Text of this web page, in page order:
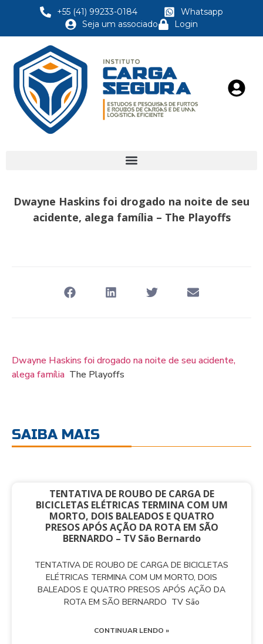
+55 (41) 99233-0184
Whatsapp
Seja um associado
Login
Dwayne Haskins foi drogado na noite de seu
acidente, alega família – The Playoffs
Dwayne Haskins foi drogado na noite de seu acidente,
alega família The Playoffs
SAIBA MAIS
TENTATIVA DE ROUBO DE CARGA DE
BICICLETAS ELÉTRICAS TERMINA COM UM
MORTO, DOIS BALEADOS E QUATRO
PRESOS APÓS AÇÃO DA ROTA EM SÃO
BERNARDO – TV São Bernardo
TENTATIVA DE ROUBO DE CARGA DE BICICLETAS
ELÉTRICAS TERMINA COM UM MORTO, DOIS
BALEADOS E QUATRO PRESOS APÓS AÇÃO DA
ROTA EM SÃO BERNARDO TV São
CONTINUAR LENDO »